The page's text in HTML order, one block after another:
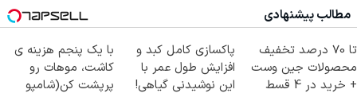
مطالب پیشنهادی
تا 70 درصد تخفیف
محصولات جین وست
+ خرید در 4 قسط
پاکسازی کامل کبد و
افزایش طول عمر با
این نوشیدنی گیاهی!
با یک پنجم هزینه ی
کاشت، موهات رو
پرپشت کن(شامپو